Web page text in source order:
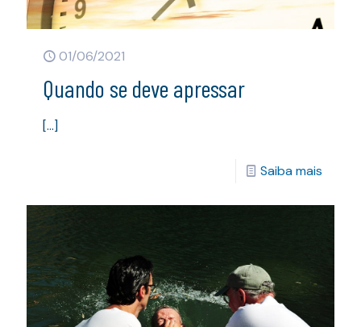
01/06/2021
Quando se deve apressar
[…]
Saiba mais